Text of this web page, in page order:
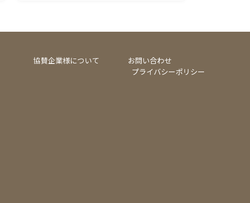
協賛企業様について
お問い合わせ
プライバシーポリシー